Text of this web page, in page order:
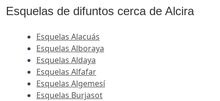
Esquelas de difuntos cerca de Alcira
Esquelas Alacuás
Esquelas Alboraya
Esquelas Aldaya
Esquelas Alfafar
Esquelas Algemesí
Esquelas Burjasot